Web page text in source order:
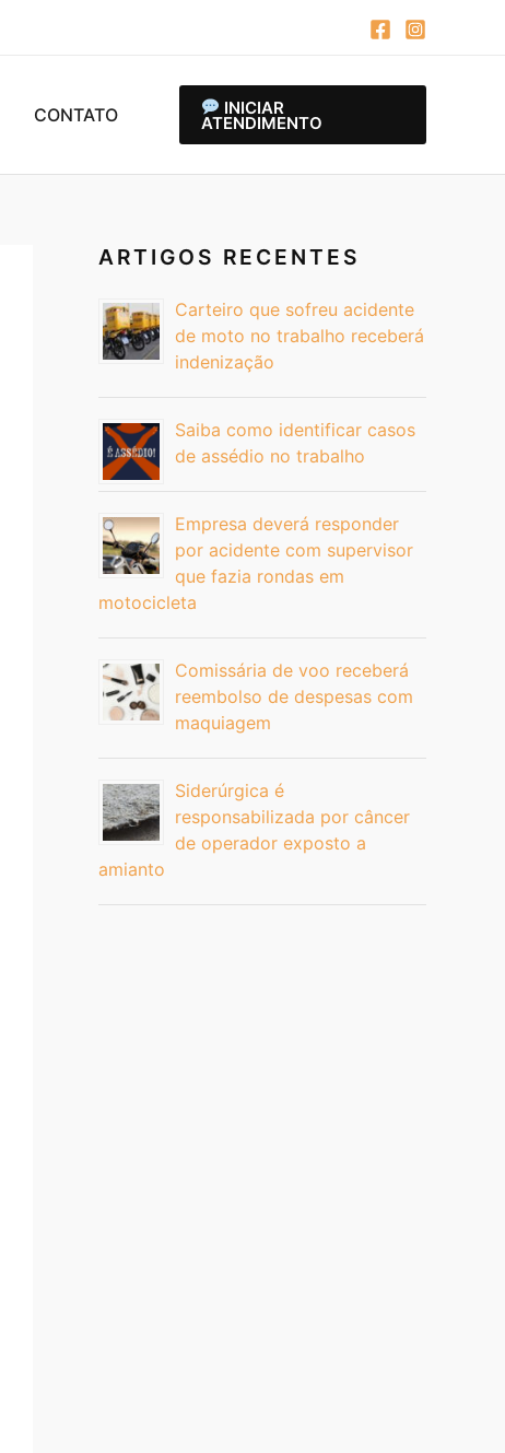
CONTATO INICIAR
ATENDIMENTO
ARTIGOS RECENTES
Carteiro que sofreu acidente
de moto no trabalho receberá
indenização
Saiba como identificar casos
de assédio no trabalho
Empresa deverá responder
por acidente com supervisor
que fazia rondas em
motocicleta
Comissária de voo receberá
reembolso de despesas com
maquiagem
Siderúrgica é
responsabilizada por câncer
de operador exposto a
amianto